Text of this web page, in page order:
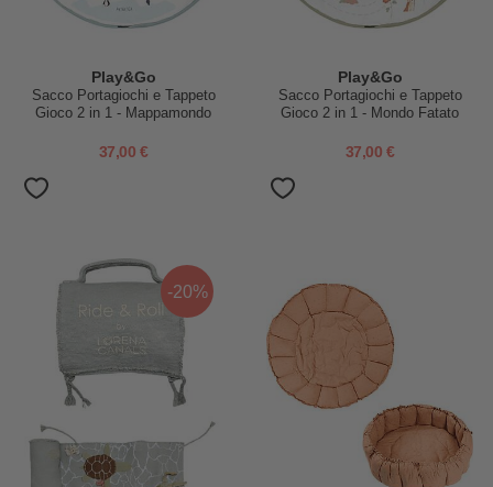
Play&Go
Sacco Portagiochi e Tappeto
Gioco 2 in 1 - Mappamondo
37,00 €
Play&Go
Sacco Portagiochi e Tappeto
Gioco 2 in 1 - Mondo Fatato
37,00 €
-20%